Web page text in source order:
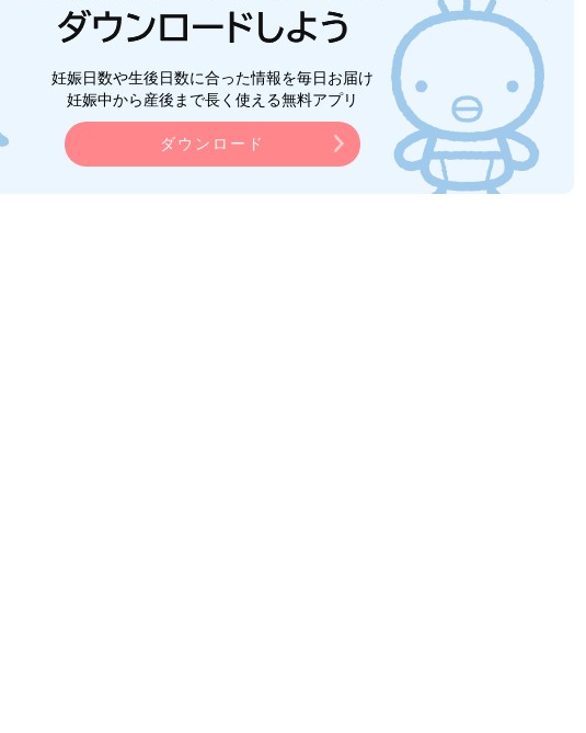
妊娠日数や生後日数に合った情報を毎日お届け
妊娠中から産後まで長く使える無料アプリ
ダウンロード